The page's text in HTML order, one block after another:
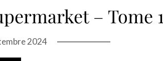
– Tome 1
2024